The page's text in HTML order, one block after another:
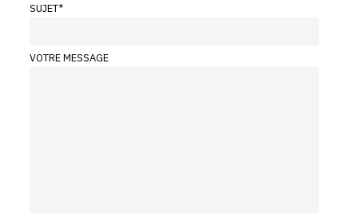
SUJET*
VOTRE MESSAGE